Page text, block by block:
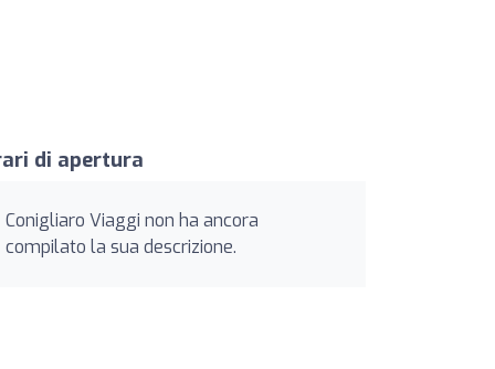
di apertura
Conigliaro Viaggi non ha ancora
compilato la sua descrizione.